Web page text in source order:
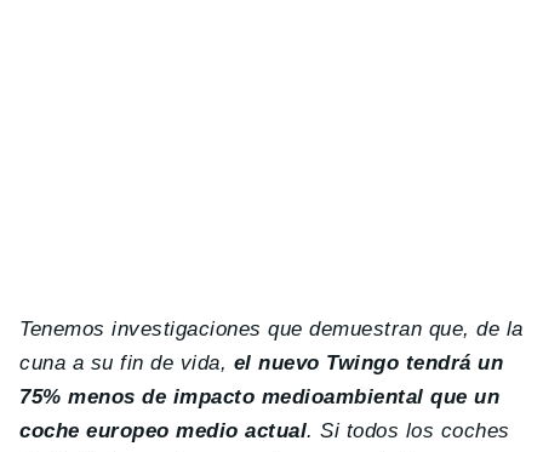
Tenemos investigaciones que demuestran que, de la
cuna a su fin de vida, el nuevo Twingo tendrá un
75% menos de impacto medioambiental que un
coche europeo medio actual. Si todos los coches